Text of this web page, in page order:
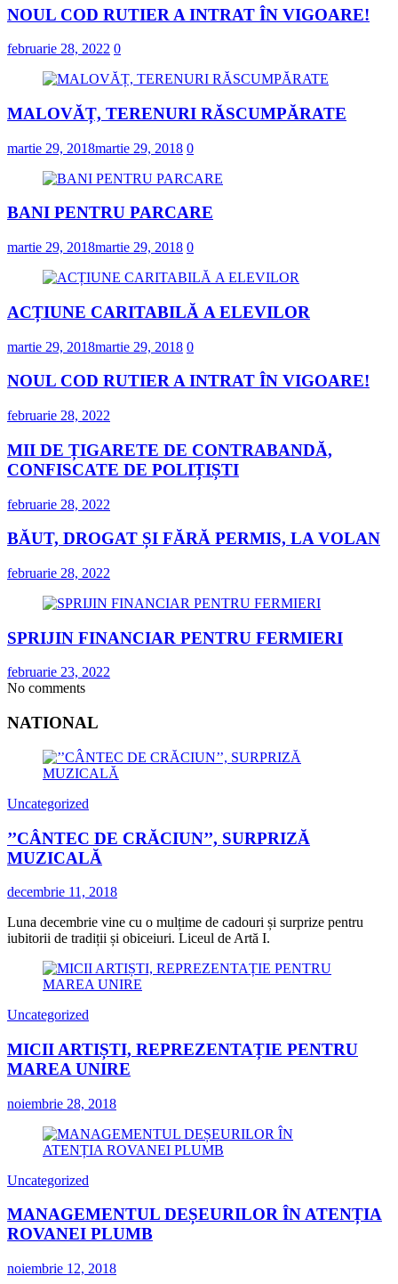
NOUL COD RUTIER A INTRAT ÎN VIGOARE!
februarie 28, 2022 0
MALOVĂȚ, TERENURI RĂSCUMPĂRATE
martie 29, 2018martie 29, 2018 0
BANI PENTRU PARCARE
martie 29, 2018martie 29, 2018 0
ACȚIUNE CARITABILĂ A ELEVILOR
martie 29, 2018martie 29, 2018 0
NOUL COD RUTIER A INTRAT ÎN VIGOARE!
februarie 28, 2022
MII DE ȚIGARETE DE CONTRABANDĂ,
CONFISCATE DE POLIȚIȘTI
februarie 28, 2022
BĂUT, DROGAT ȘI FĂRĂ PERMIS, LA VOLAN
februarie 28, 2022
SPRIJIN FINANCIAR PENTRU FERMIERI
februarie 23, 2022
No comments
NATIONAL
Uncategorized
’’CÂNTEC DE CRĂCIUN’’, SURPRIZĂ
MUZICALĂ
decembrie 11, 2018
Luna decembrie vine cu o mulțime de cadouri și surprize pentru
iubitorii de tradiții și obiceiuri. Liceul de Artă I.
Uncategorized
MICII ARTIȘTI, REPREZENTAȚIE PENTRU
MAREA UNIRE
noiembrie 28, 2018
Uncategorized
MANAGEMENTUL DEȘEURILOR ÎN ATENȚIA
ROVANEI PLUMB
noiembrie 12, 2018